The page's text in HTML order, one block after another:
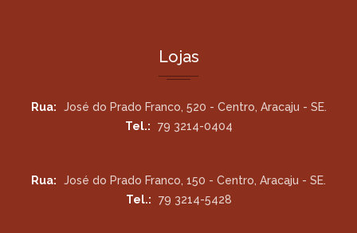
Lojas
Rua:
José do Prado Franco, 520 - Centro, Aracaju - SE.
Tel.:
79 3214-0404
Rua:
José do Prado Franco, 150 - Centro, Aracaju - SE.
Tel.:
79 3214-5428